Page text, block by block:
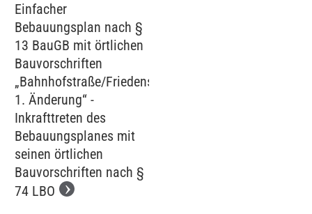
Einfacher
Bebauungsplan nach §
13 BauGB mit örtlichen
Bauvorschriften
„Bahnhofstraße/Friedenstraße,
1. Änderung“ -
Inkrafttreten des
Bebauungsplanes mit
seinen örtlichen
Bauvorschriften nach §
74 LBO